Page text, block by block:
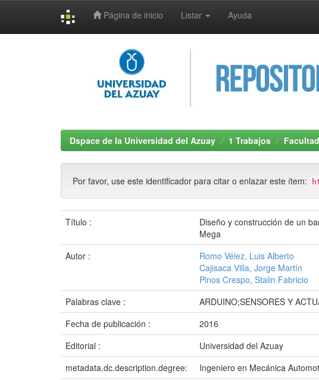
Página de inicio Listar Ayuda
Dspace de la Universidad del Azuay 1 Trabajos
Por favor, use este identificador para citar o enlazar este ítem:
Título :
Diseño y construcción de un
Mega
Autor :
Romo Vélez, Luis Alberto
Cajisaca Villa, Jorge Martín
Pinos Crespo, Stalin Fabricio
Palabras clave :
ARDUINO;SENSORES Y
Fecha de publicación :
2016
Editorial :
Universidad del Azuay
metadata.dc.description.degree:
Ingeniero en Mecánica